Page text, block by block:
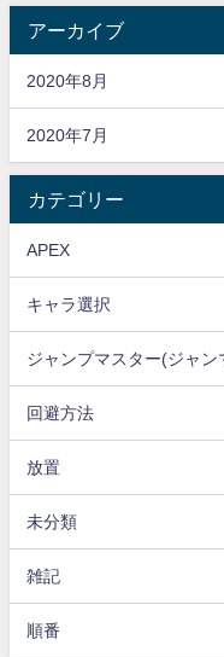
アーカイブ
2020年8月
2020年7月
カテゴリー
APEX
キャラ選択
ジャンプマスター(ジャン
回避方法
放置
未分類
雑記
順番